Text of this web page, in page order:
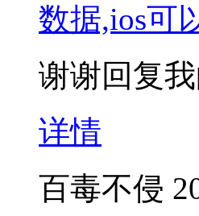
数据,ios可
谢谢回复
详情
百毒不侵